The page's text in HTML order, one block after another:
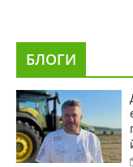
БЛОГИ